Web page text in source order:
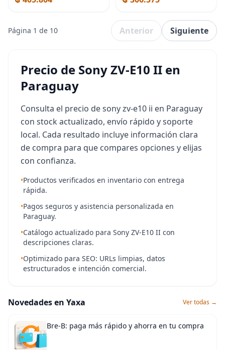
Página 1 de 10 Anterior Siguiente
Precio de Sony ZV-E10 II en
Paraguay
Consulta el precio de sony zv-e10 ii en Paraguay
con stock actualizado, envío rápido y soporte
local. Cada resultado incluye información clara
de compra para que compares opciones y elijas
con confianza.
•Productos verificados en inventario con entrega
rápida.
•Pagos seguros y asistencia personalizada en
Paraguay.
•Catálogo actualizado para Sony ZV-E10 II con
descripciones claras.
•Optimizado para SEO: URLs limpias, datos
estructurados e intención comercial.
Novedades en Yaxa Ver todas →
Bre-B: paga más rápido y ahorra en tu compra